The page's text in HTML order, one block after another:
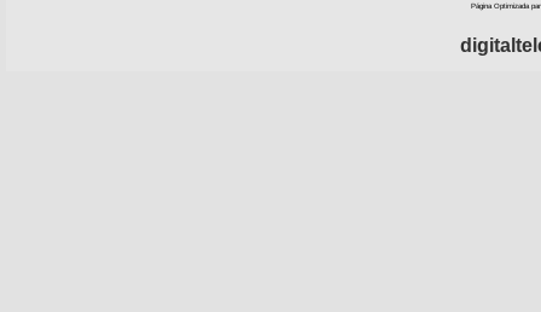
Página Optimizada